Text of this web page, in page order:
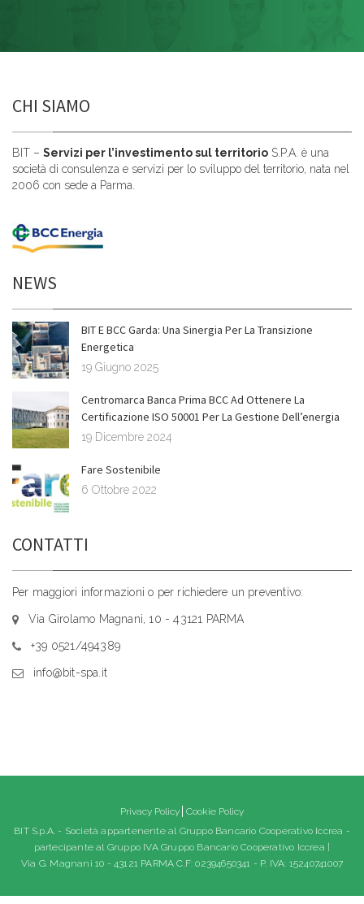
CHI SIAMO
BIT – Servizi per l’investimento sul territorio S.P.A. è una
società di consulenza e servizi per lo sviluppo del territorio, nata nel
2006 con sede a Parma.
NEWS
BIT E BCC Garda: Una Sinergia Per La Transizione
Energetica
19 Giugno 2025
Centromarca Banca Prima BCC Ad Ottenere La
Certificazione ISO 50001 Per La Gestione Dell’energia
19 Dicembre 2024
Fare Sostenibile
6 Ottobre 2022
CONTATTI
Per maggiori informazioni o per richiedere un preventivo:
Via Girolamo Magnani, 10 - 43121 PARMA
+39 0521/494389
info@bit-spa.it
Privacy Policy Cookie Policy
BIT S.p.A. - Società appartenente al Gruppo Bancario Cooperativo Iccrea -
partecipante al Gruppo IVA Gruppo Bancario Cooperativo Iccrea |
Via G. Magnani 10 - 43121 PARMA C.F: 02394650341 - P. IVA: 15240741007